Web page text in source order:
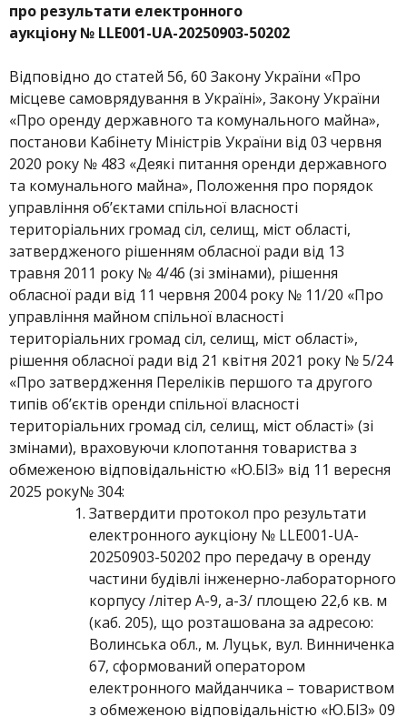
про результати електронного
аукціону № LLЕ001-UA-20250903-50202
Відповідно до статей 56, 60 Закону України «Про
місцеве самоврядування в Україні», Закону України
«Про оренду державного та комунального майна»,
постанови Кабінету Міністрів України від 03 червня
2020 року № 483 «Деякі питання оренди державного
та комунального майна», Положення про порядок
управління об’єктами спільної власності
територіальних громад сіл, селищ, міст області,
затвердженого рішенням обласної ради від 13
травня 2011 року № 4/46 (зі змінами), рішення
обласної ради від 11 червня 2004 року № 11/20 «Про
управління майном спільної власності
територіальних громад сіл, селищ, міст області»,
рішення обласної ради від 21 квітня 2021 року № 5/24
«Про затвердження Переліків першого та другого
типів об’єктів оренди спільної власності
територіальних громад сіл, селищ, міст області» (зі
змінами), враховуючи клопотання товариства з
обмеженою відповідальністю «Ю.БІЗ» від 11 вересня
2025 року№ 304:
Затвердити протокол про результати
електронного аукціону № LLЕ001-UA-
20250903-50202 про передачу в оренду
частини будівлі інженерно-лабораторного
корпусу /літер А-9, а-3/ площею 22,6 кв. м
(каб. 205), що розташована за адресою:
Волинська обл., м. Луцьк, вул. Винниченка
67, сформований оператором
електронного майданчика – товариством
з обмеженою відповідальністю «Ю.БІЗ» 09